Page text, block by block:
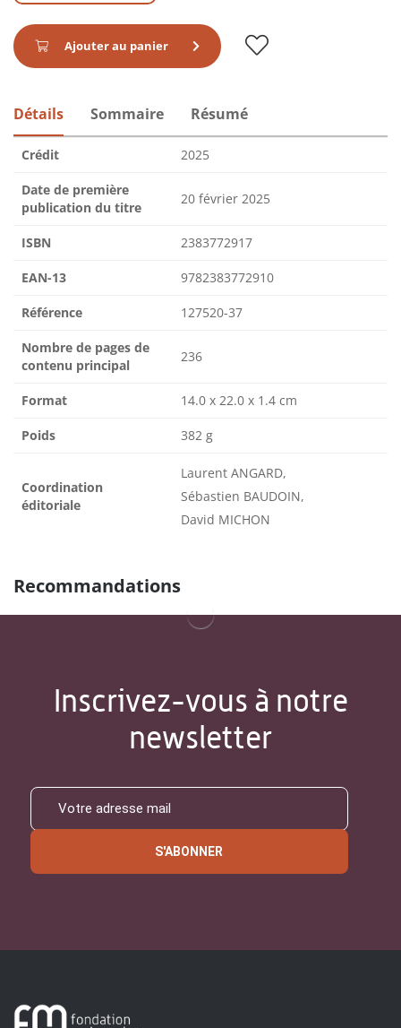
Ajouter au panier
Détails Sommaire Résumé
Crédit 2025
Date de première
publication du titre
20 février 2025
ISBN 2383772917
EAN-13 9782383772910
Référence 127520-37
Nombre de pages de
contenu principal
236
Format 14.0 x 22.0 x 1.4 cm
Poids 382 g
Coordination
éditoriale
Laurent ANGARD,
Sébastien BAUDOIN,
David MICHON
Recommandations
Inscrivez-vous à notre
newsletter
S'ABONNER